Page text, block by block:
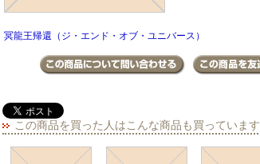
冥龍王帰還（ジ・エンド・オブ・ユニバース）
この商品を買った人はこんな商品も買っています